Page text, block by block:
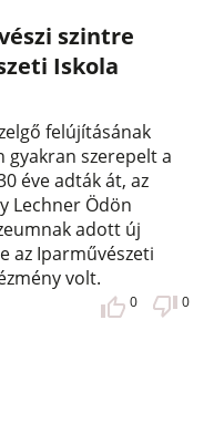
szintre
Iskola
felújításának
szerepelt a
éve adták át, az
Lechner Ödön
adott új
az Iparművészeti
volt.
0 0